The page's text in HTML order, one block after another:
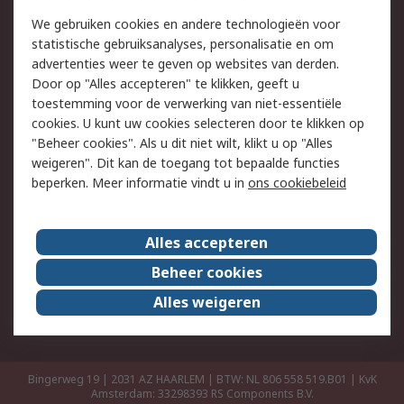
Track & Trace
Wettelijk
Cookiebeleid
Email veiligheid
Privacybeleid
Websitevoorwaarden
Algemene
verkoopvoorwaarden
Over RS
RS Group
Over ons
RS wereldwijd
Werken bij RS
ESG
Bingerweg 19 | 2031 AZ HAARLEM | BTW: NL 806 558 519.B01 | KvK
Amsterdam: 33298393 RS Components B.V.
We gebruiken cookies en andere technologieën voor
statistische gebruiksanalyses, personalisatie en om
advertenties weer te geven op websites van derden.
Door op "Alles accepteren" te klikken, geeft u
toestemming voor de verwerking van niet-essentiële
cookies. U kunt uw cookies selecteren door te klikken op
"Beheer cookies". Als u dit niet wilt, klikt u op "Alles
weigeren". Dit kan de toegang tot bepaalde functies
beperken. Meer informatie vindt u in ons cookiebeleid
Alles accepteren
Beheer cookies
Alles weigeren